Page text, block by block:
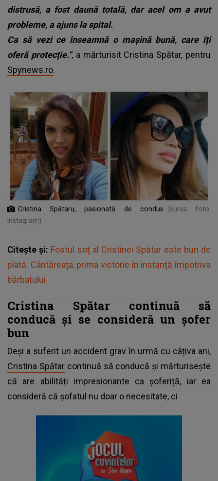
distrusă, a fost daună totală, dar acel om a avut
probleme, a ajuns la spital.
Ca să vezi ce înseamnă o mașină bună, care îți
oferă protecție.”, a mărturisit Cristina Spătar, pentru
Spynews.ro.
Cristina Spătaru, pasionată de condus
(sursa foto:
Instagram)
Citește și: Fostul soț al Cristinei Spătar este bun de
plată. Cântăreața, prima victorie în instanță împotriva
bărbatului
Cristina Spătar continuă să
conducă și se consideră un șofer
bun
Deși a suferit un accident grav în urmă cu câțiva ani,
Cristina Spătarcontinuă să conducă și mărturisește
că are abilități impresionante ca șoferiță, iar ea
consideră că șofatul nu doar o necesitate, ci